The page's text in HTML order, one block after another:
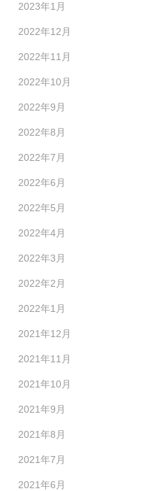
2023年1月
2022年12月
2022年11月
2022年10月
2022年9月
2022年8月
2022年7月
2022年6月
2022年5月
2022年4月
2022年3月
2022年2月
2022年1月
2021年12月
2021年11月
2021年10月
2021年9月
2021年8月
2021年7月
2021年6月